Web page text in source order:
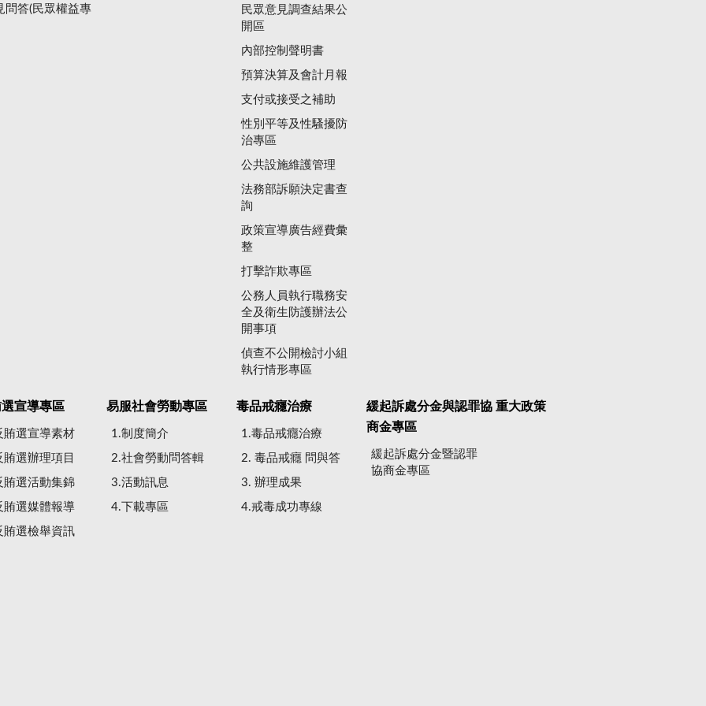
問答(民眾權益專
民眾意見調查結果公
開區
內部控制聲明書
預算決算及會計月報
支付或接受之補助
性別平等及性騷擾防
治專區
公共設施維護管理
法務部訴願決定書查
詢
政策宣導廣告經費彙
整
打擊詐欺專區
公務人員執行職務安
全及衛生防護辦法公
開事項
偵查不公開檢討小組
執行情形專區
宣導專區
賄選宣導素材
賄選辦理項目
賄選活動集錦
賄選媒體報導
賄選檢舉資訊
易服社會勞動專區
1.制度簡介
2.社會勞動問答輯
3.活動訊息
4.下載專區
毒品戒癮治療
1.毒品戒癮治療
2. 毒品戒癮 問與答
3. 辦理成果
4.戒毒成功專線
緩起訴處分金與認罪協
商金專區
緩起訴處分金暨認罪
協商金專區
重大政策